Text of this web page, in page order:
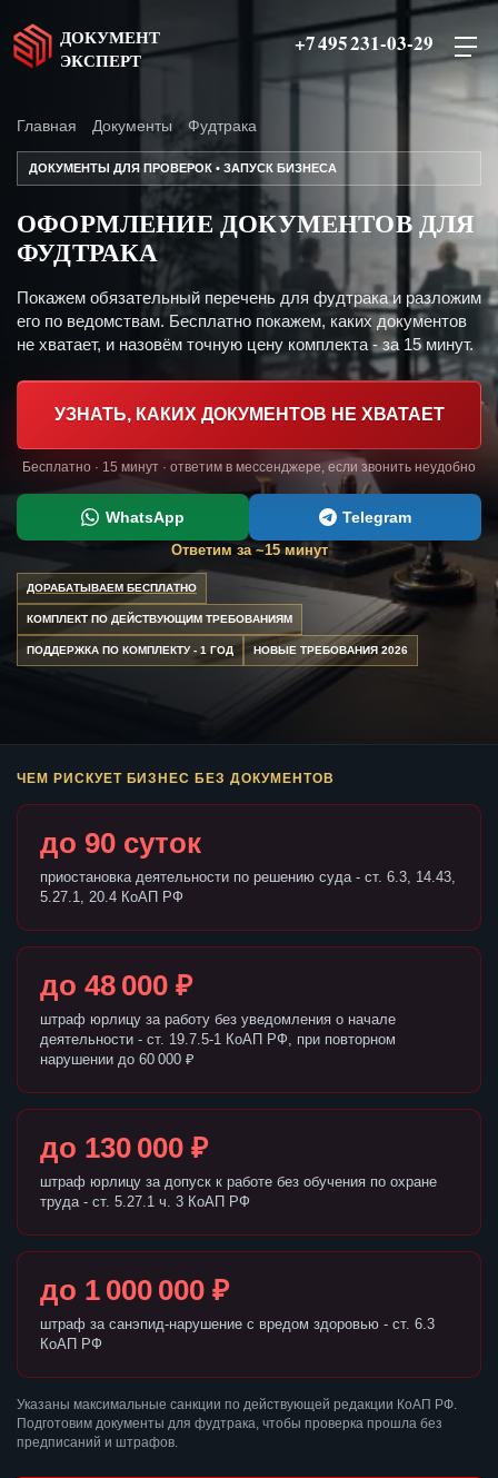
ДОКУМЕНТ
ЭКСПЕРТ
+7 495 231-03-29
Главная Документы Фудтрака
ДОКУМЕНТЫ ДЛЯ ПРОВЕРОК • ЗАПУСК БИЗНЕСА
ОФОРМЛЕНИЕ ДОКУМЕНТОВ ДЛЯ
ФУДТРАКА
Покажем обязательный перечень для фудтрака и разложим
его по ведомствам. Бесплатно покажем, каких документов
не хватает, и назовём точную цену комплекта - за 15 минут.
УЗНАТЬ, КАКИХ ДОКУМЕНТОВ НЕ ХВАТАЕТ
Бесплатно · 15 минут · ответим в мессенджере, если звонить неудобно
WhatsApp Telegram
Ответим за ~15 минут
ДОРАБАТЫВАЕМ БЕСПЛАТНО
КОМПЛЕКТ ПО ДЕЙСТВУЮЩИМ ТРЕБОВАНИЯМ
ПОДДЕРЖКА ПО КОМПЛЕКТУ - 1 ГОД НОВЫЕ ТРЕБОВАНИЯ 2026
ЧЕМ РИСКУЕТ БИЗНЕС БЕЗ ДОКУМЕНТОВ
до 90 суток
приостановка деятельности по решению суда - ст. 6.3, 14.43,
5.27.1, 20.4 КоАП РФ
до 48 000 ₽
штраф юрлицу за работу без уведомления о начале
деятельности - ст. 19.7.5-1 КоАП РФ, при повторном
нарушении до 60 000 ₽
до 130 000 ₽
штраф юрлицу за допуск к работе без обучения по охране
труда - ст. 5.27.1 ч. 3 КоАП РФ
до 1 000 000 ₽
штраф за санэпид-нарушение с вредом здоровью - ст. 6.3
КоАП РФ
Указаны максимальные санкции по действующей редакции КоАП РФ.
Подготовим документы для фудтрака, чтобы проверка прошла без
предписаний и штрафов.